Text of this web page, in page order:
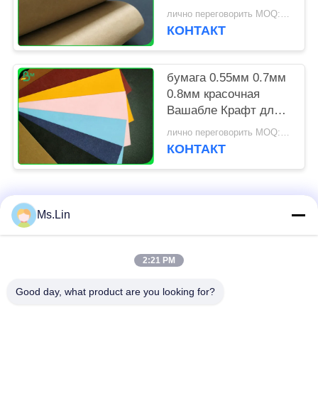
Вашабле бумага
Крафт для сумки
лично переговорить MOQ:1 тонна
КОНТАКТ
бумага 0.55мм 0.7мм
0.8мм красочная
Вашабле Крафт для
грузя делать сумки
лично переговорить MOQ:1 тонна
КОНТАКТ
Популярные категории
коричневый крен
Ms.Lin
2:21 PM
Good day, what product are you looking for?